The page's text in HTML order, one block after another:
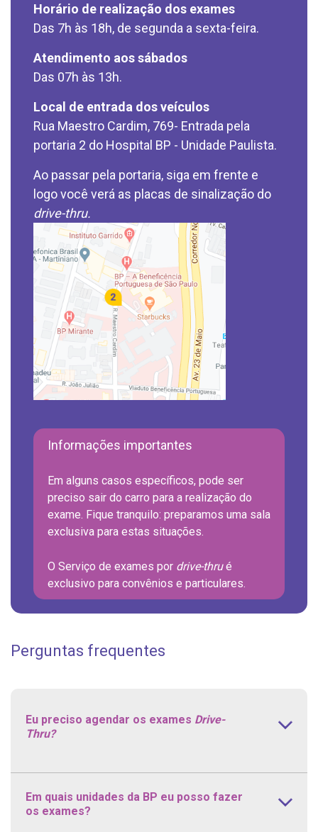
Saiba mais
Endereço:
CEP: 01438-000 | Jardim Paulista
São Paulo - SP
de Sangue
de cuidado
e perdidos
Horário de realização dos exames
Das 7h às 18h, de segunda a sexta-feira.
Atendimento aos sábados
Das 07h às 13h.
Local de entrada dos veículos
Rua Maestro Cardim, 769- Entrada pela
portaria 2 do Hospital BP - Unidade Paulista.
Ao passar pela portaria, siga em frente e
logo você verá as placas de sinalização do
drive-thru.
Informações importantes
Em alguns casos específicos, pode ser
preciso sair do carro para a realização do
exame. Fique tranquilo: preparamos uma sala
exclusiva para estas situações.
O Serviço de exames por drive-thrué
exclusivo para convênios e particulares.
Perguntas frequentes
Eu preciso agendar os exames Drive-
Thru?
Em quais unidades da BP eu posso fazer
os exames?